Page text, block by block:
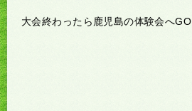
大会終わったら鹿児島の体験会へGO